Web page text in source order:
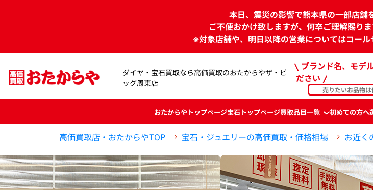
本日、震災の影響で熊本県の一部店舗
ご不便おかけ致しますが、何卒ご理解賜り
※対象店舗や、明日以降の営業についてはコー
ダイヤ・宝石買取なら高価買取のおたからやザ・ビ
ッグ周東店
ブランド名、モデ
ださい
おたからやトップページ宝石トップページ買取品目一覧 初めての方へ
高価買取店・おたからやTOP 宝石・ジュエリーの高価買取・価格相場 お近く